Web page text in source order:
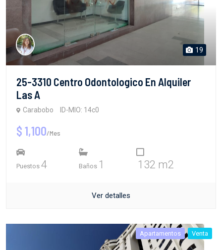
19
25-3310 Centro Odontologico En Alquiler
Las A
Carabobo ID-MIO: 14c0
$ 1,100/Mes
Puestos 4 Baños 1 132 m2
Ver detalles
Apartamentos Venta